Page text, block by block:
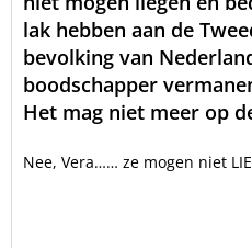
lak hebben aan de
bevolking van
boodschapper
Het mag niet meer op
Nee, Vera…… ze mogen niet